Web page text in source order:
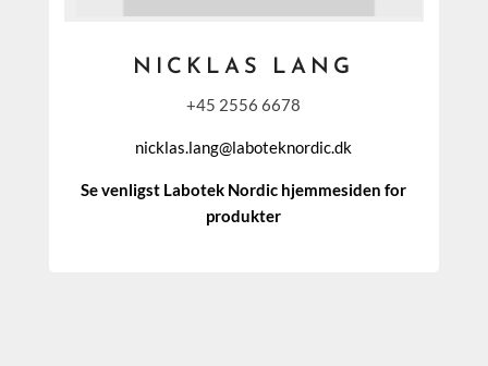
NICKLAS LANG
+45 2556 6678
nicklas.lang@laboteknordic.dk
Se venligst Labotek Nordic hjemmesiden for
produkter